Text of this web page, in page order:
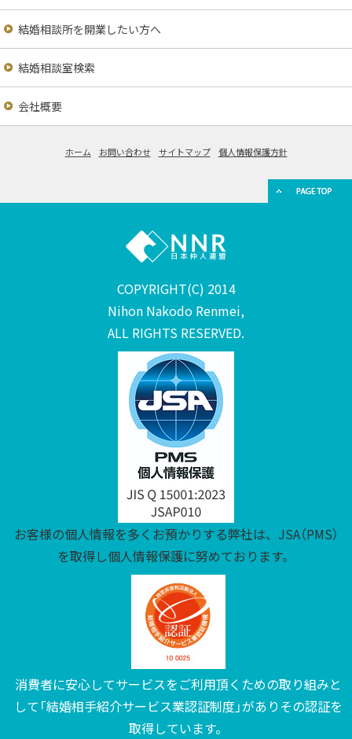
結婚相談所を開業したい方へ
結婚相談室検索
会社概要
ホーム お問い合わせ サイトマップ 個人情報保護方針
COPYRIGHT(C) 2014
Nihon Nakodo Renmei,
ALL RIGHTS RESERVED.
お客様の個人情報を多くお預かりする弊社は、JSA（PMS）
を取得し個人情報保護に努めております。
消費者に安心してサービスをご利用頂くための取り組みと
して「結婚相手紹介サービス業認証制度」がありその認証を
取得しています。